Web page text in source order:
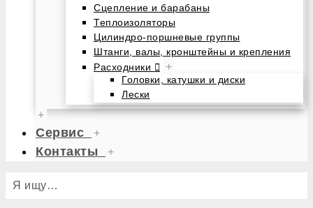
Сцепление и барабаны
Теплоизоляторы
Цилиндро-поршневые группы
Штанги, валы, кронштейны и крепления
Расходники
+
Головки, катушки и диски
Лески
+
Сервис +
Контакты +
Я ищу…